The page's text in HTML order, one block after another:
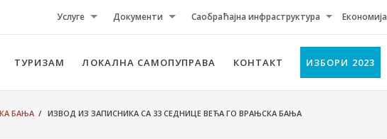
Услуге Документи Саобраћајна инфраструктура Економија
ТУРИЗАМ ЛОКАЛНА САМОПУПРАВА КОНТАКТ ИЗБОРИ 2023
БАЊА / ИЗВОД ИЗ ЗАПИСНИКА СА 33 СЕДНИЦЕ ВЕЋА ГО ВРАЊСКА БАЊА